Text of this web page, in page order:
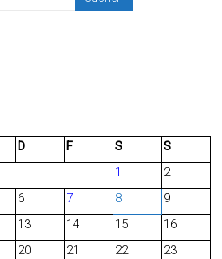
D F S
S
1
2
6 7 8
9
13 14 15
16
20 21 22
23